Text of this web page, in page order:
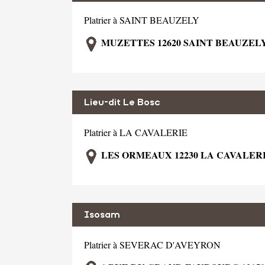
Platrier à SAINT BEAUZELY
MUZETTES 12620 SAINT
Lieu-dit Le Bosc
Platrier à LA CAVALERIE
LES ORMEAUX 12230 LA
Isosam
Platrier à SEVERAC D'AVEYRON